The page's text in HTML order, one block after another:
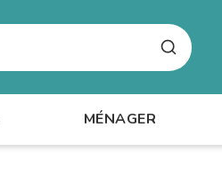
Rechercher
MÉNAGER